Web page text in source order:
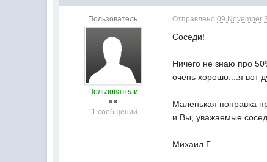
Пользователь
Пользователи
11 сообщений
Отправлено09 November
Соседи!
Ничего не знаю про
очень хорошо....я вот
Маленькая поправка
и Вы, уважаемые
Михаил Г.